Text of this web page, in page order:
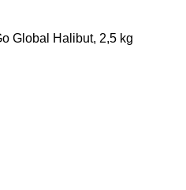
Global Halibut, 2,5 kg